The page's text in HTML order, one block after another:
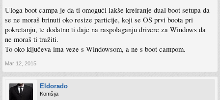
Uloga boot campa je da ti omogući lakše kreiranje dual boot setupa da
se ne moraš brinuti oko resize particije, koji se OS prvi boota pri
pokretanju, te dodatno ti daje na raspolaganju drivere za Windows da
ne moraš ti tražiti.
To oko ključeva ima veze s Windowsom, a ne s boot campom.
Mar 12, 2015
Eldorado
Komšija